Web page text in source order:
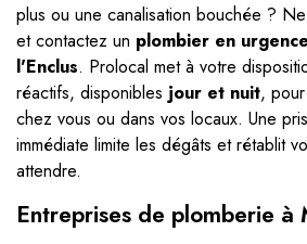
plus ou une canalisation bouchée ?
et contactez un plombier en
l'Enclus. Prolocal met à votre
réactifs, disponibles jour et nuit,
chez vous ou dans vos locaux. Une
immédiate limite les dégâts et rétablit
attendre.
Entreprises de plomberie à